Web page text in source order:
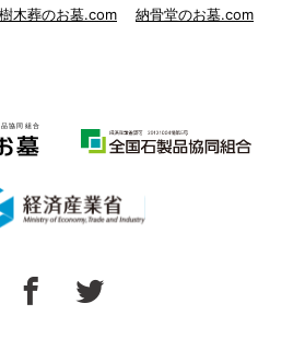
樹木葬のお墓.com 納骨堂のお墓.com